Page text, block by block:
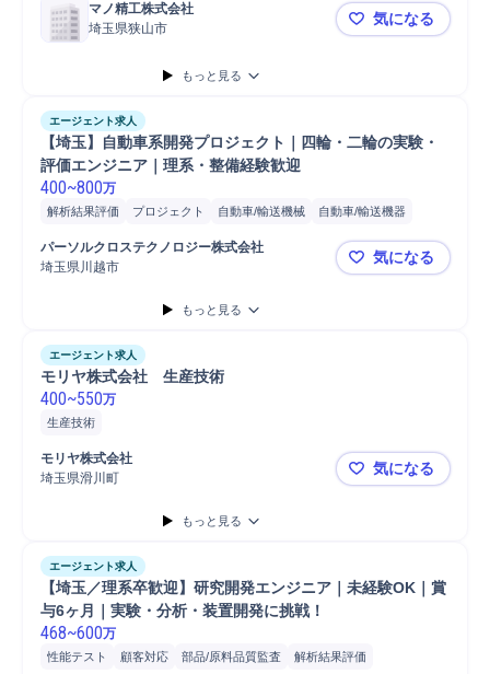
マノ精工株式会社
埼玉県狭山市
【NC旋盤/
気になる
もっと見る
エージェント求人
【埼玉】自動車系開発プロジェクト｜四輪・二輪の実験・
評価エンジニア｜理系・整備経験歓迎
400~800万
解析結果評価 プロジェクト 自動車/輸送機械
自動車/輸送機器
自動車
生産技術
技術管理 技術開発
技術者派遣
電気/電子機械修理
電気設備メンテナンス
採用対象 建設土木職
面談相手 建設土木職
プラント空調設備設計
海外での修理/修繕予測
パーソルクロステクノロジー株式会社
埼玉県川越市
【埼玉】自
気になる
もっと見る
エージェント求人
モリヤ株式会社　生産技術
400~550万
生産技術
モリヤ株式会社
埼玉県滑川町
モリヤ株
気になる
もっと見る
エージェント求人
【埼玉／理系卒歓迎】研究開発エンジニア｜未経験OK｜賞
与6ヶ月｜実験・分析・装置開発に挑戦！
468~600万
性能テスト 顧客対応 部品/原料品質監査
解析結果評価